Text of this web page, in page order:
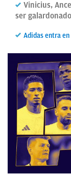
FICHAJES
PAPARAZZI
OKDIARIO
Vinicius,
ser
Adidas entra